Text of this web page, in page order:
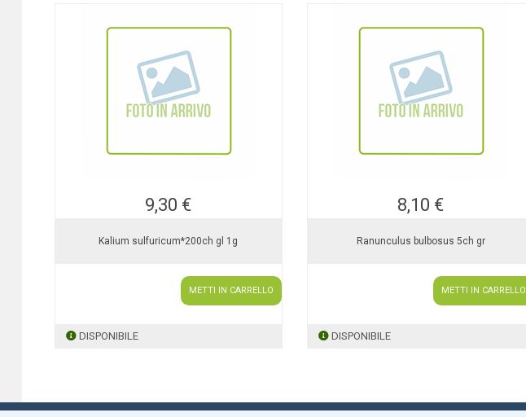
9,30 €
Kalium sulfuricum*200ch gl 1g
METTI IN CARRELLO
DISPONIBILE
8,10 €
Ranunculus bulbosus 5ch gr
METTI IN CARRELLO
DISPONIBILE